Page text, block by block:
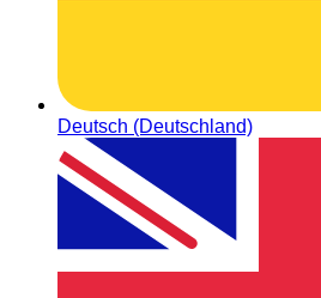
Deutsch (Deutschland)